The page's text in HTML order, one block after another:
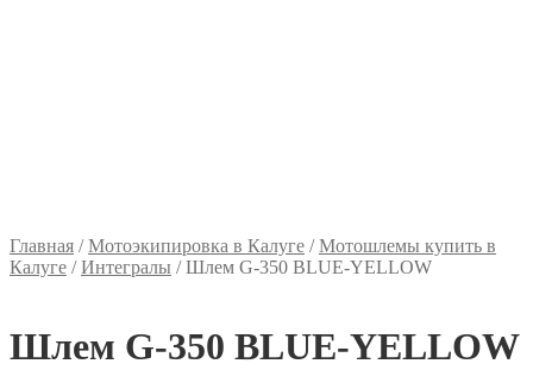
Главная /Мотоэкипировка в Калуге /Мотошлемы купить в
Калуге /Интегралы /Шлем G-350 BLUE-YELLOW
Шлем G-350 BLUE-YELLOW